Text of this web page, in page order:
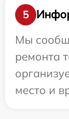
5
Мы
ремонта
место и